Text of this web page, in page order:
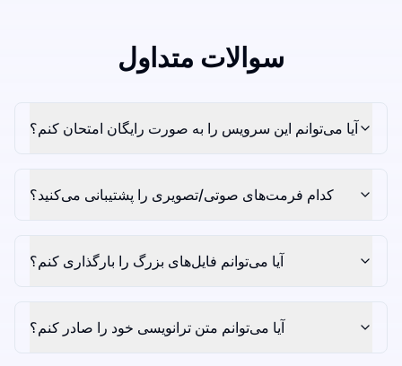
سوالات متداول
آیا می‌توانم این سرویس را به صورت رایگان امتحان کنم؟
کدام فرمت‌های صوتی/تصویری را پشتیبانی می‌کنید؟
آیا می‌توانم فایل‌های بزرگ را بارگذاری کنم؟
آیا می‌توانم متن ترانویسی خود را صادر کنم؟